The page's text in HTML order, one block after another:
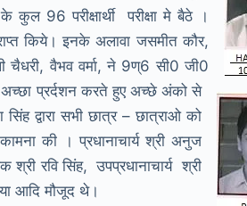
कुल 96 परीक्षार्थी परीक्षा मे बैठे ।
किये। इनके अलावा जसमीत कौर,
चैधरी, वैभव वर्मा, ने 9ण्6 सी0 जी0
अच्छा प्रर्दशन करते हुए अच्छे अंको से
सिंह द्वारा सभी छात्र – छात्राओ को
की । प्रधानाचार्य श्री अनुज
रवि सिंह, उपप्रधानाचार्य श्री
आदि मौजूद थे।